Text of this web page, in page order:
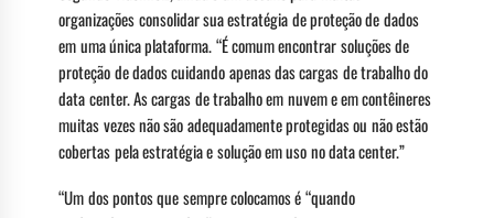
organizações consolidar sua estratégia de proteção de dados
em uma única plataforma. “É comum encontrar soluções de
proteção de dados cuidando apenas das cargas de trabalho do
data center. As cargas de trabalho em nuvem e em contêineres
muitas vezes não são adequadamente protegidas ou não estão
cobertas pela estratégia e solução em uso no data center.”
“Um dos pontos que sempre colocamos é “quando